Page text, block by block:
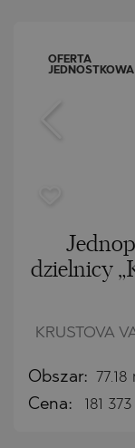
OFERTA
JEDNOSTKOWA
dzielnicy
KRUSTOVA
Obszar: 77.18
Cena: 181 373